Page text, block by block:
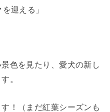
迎える」
色を見たり、愛犬の新し
。
！（まだ紅葉シーズンも